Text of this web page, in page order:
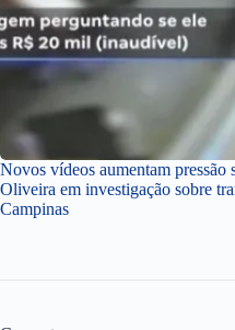
Novos vídeos aumentam pressão
Oliveira em investigação sobre
Campinas